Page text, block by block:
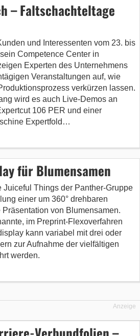
– Faltschachteltage
und Interessenten vom 23. bis
Competence Center in
Experten des Unternehmens
Veranstaltungen auf, wie
verkürzen lassen.
wird es auch Live-Demos an
106 PER und einer
Expertfold…
für Blumensamen
Juiceful Things der Panther-Gruppe
einer um 360° drehbaren
von Blumensamen.
im Preprint-Flexoverfahren
kann variabel mit drei oder
zur Aufnahme der vielfältigen
werden.
Anzeige